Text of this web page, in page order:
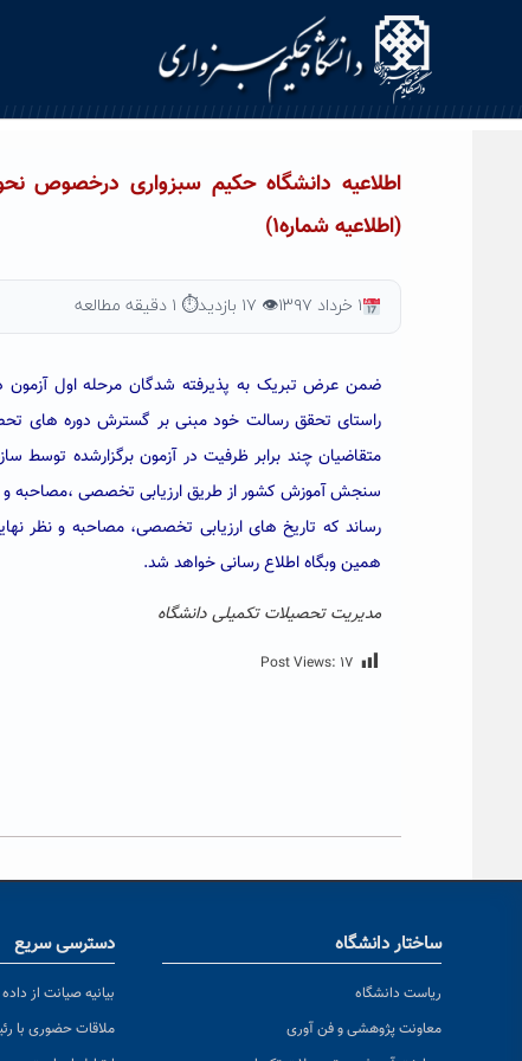
(اطلاعیه شماره۱)
۱ خرداد ۱۳۹۷ 👁 ۱۷ بازدید ⏱ ۱ دقیقه مطالعه
متقاضیان چند برابر ظرفیت در آزمون برگزارشده
سنجش آموزش کشور از طریق ارزیابی تخصصی ،مصاحبه و
رساند که تاریخ های ارزیابی تخصصی، مصاحبه و نظر
همین وبگاه اطلاع رسانی خواهد شد.
مدیریت تحصیلات تکمیلی دانشگاه
Post Views: ۱۷
ساختار دانشگاه
ریاست دانشگاه
معاونت پژوهشی و فن آوری
دسترسی سریع
بیانیه صیانت از
ملاقات حضوری با